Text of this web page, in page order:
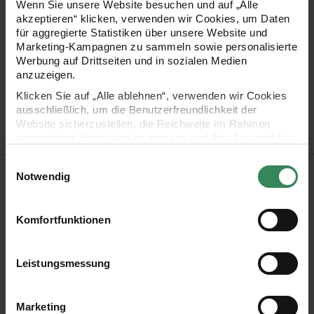
Wenn Sie unsere Website besuchen und auf „Alle
akzeptieren“ klicken, verwenden wir Cookies, um Daten
für aggregierte Statistiken über unsere Website und
Marketing-Kampagnen zu sammeln sowie personalisierte
Werbung auf Drittseiten und in sozialen Medien
anzuzeigen.
Klicken Sie auf „Alle ablehnen“, verwenden wir Cookies
ausschließlich, um die Benutzerfreundlichkeit der
Website sicherzustellen, die Reichweite im Rahmen
Ihre Einwilligung ist freiwillig und kann jederzeit über den
Link „Cookie-Einstellungen“ im Fußbereich der Seite
verwendeten Technologien und den Empfängern der
Daten finden Sie in unserer Datenschutzerklärung.
Notwendig
Komfortfunktionen
Leistungsmessung
Marketing
Zertifizierung
Artikel-Nr.
Bestell-Nr.3347126
Produktbeschreibung
Superba Alpaca Luxury Socks ist ein besonders hochwertiges
Sockengarn aus einer Schurwollmischung mit Alpaka-Anteil.
15% Alpaka